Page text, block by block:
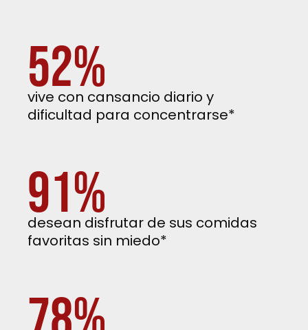
52%
vive con cansancio diario y
dificultad para concentrarse*
91%
desean disfrutar de sus comidas
favoritas sin miedo*